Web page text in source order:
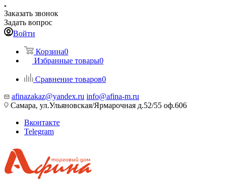
Заказать звонок
Задать вопрос
Войти
Корзина0
Избранные товары0
Сравнение товаров0
afinazakaz@yandex.ru info@afina-m.ru
Самара, ул.Ульяновская/Ярмарочная д.52/55 оф.606
Вконтакте
Telegram